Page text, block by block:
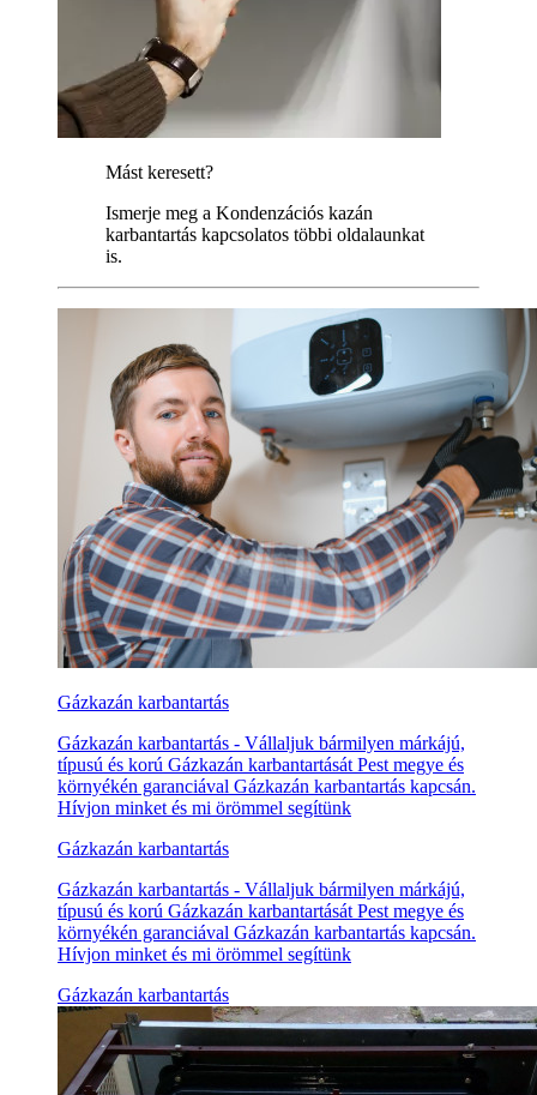
Mást keresett?
Ismerje meg a Kondenzációs kazán
karbantartás kapcsolatos többi oldalaunkat
is.
Gázkazán karbantartás
Gázkazán karbantartás - Vállaljuk bármilyen márkájú,
típusú és korú Gázkazán karbantartását Pest megye és
környékén garanciával Gázkazán karbantartás kapcsán.
Hívjon minket és mi örömmel segítünk
Gázkazán karbantartás
Gázkazán karbantartás - Vállaljuk bármilyen márkájú,
típusú és korú Gázkazán karbantartását Pest megye és
környékén garanciával Gázkazán karbantartás kapcsán.
Hívjon minket és mi örömmel segítünk
Gázkazán karbantartás